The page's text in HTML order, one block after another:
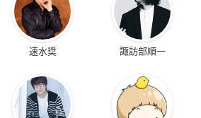
速水奨 諏訪部順一